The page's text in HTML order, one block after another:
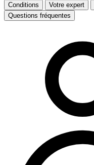
Conditions
Votre expert
Questions fréquentes